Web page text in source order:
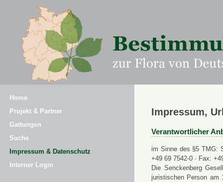
Home
Projekt & Partner
Gattungen
Suche
Impressum & Datenschutz
Interner Login
Impressum,
Verantwortlicher
im Sinne des §5 TMG:
+49 69 7542-0 · Fax:
Die Senckenberg
juristischen Person am